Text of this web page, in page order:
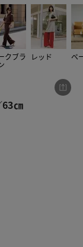
クブラ レッド ベ
63㎝
ツ／63㎝